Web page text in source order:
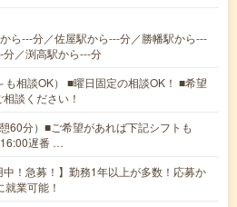
ら---分／佐屋駅から---分／勝幡駅から---
／渕高駅から---分
も相談OK） ■曜日固定の相談OK！ ■希望
談ください！
60分）■ご希望があれば下記シフトも
遅番 …
中！急募！】勤務1年以上が多数！応募か
業可能！